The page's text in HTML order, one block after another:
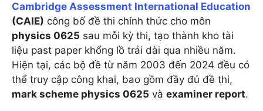
Cambridge Assessment International Education
(CAIE) công bố đề thi chính thức cho môn
physics 0625 sau mỗi kỳ thi, tạo thành kho tài
liệu past paper khổng lồ trải dài qua nhiều năm.
Hiện tại, các bộ đề từ năm 2003 đến 2024 đều có
thể truy cập công khai, bao gồm đầy đủ đề thi,
mark scheme physics 0625 và examiner report.